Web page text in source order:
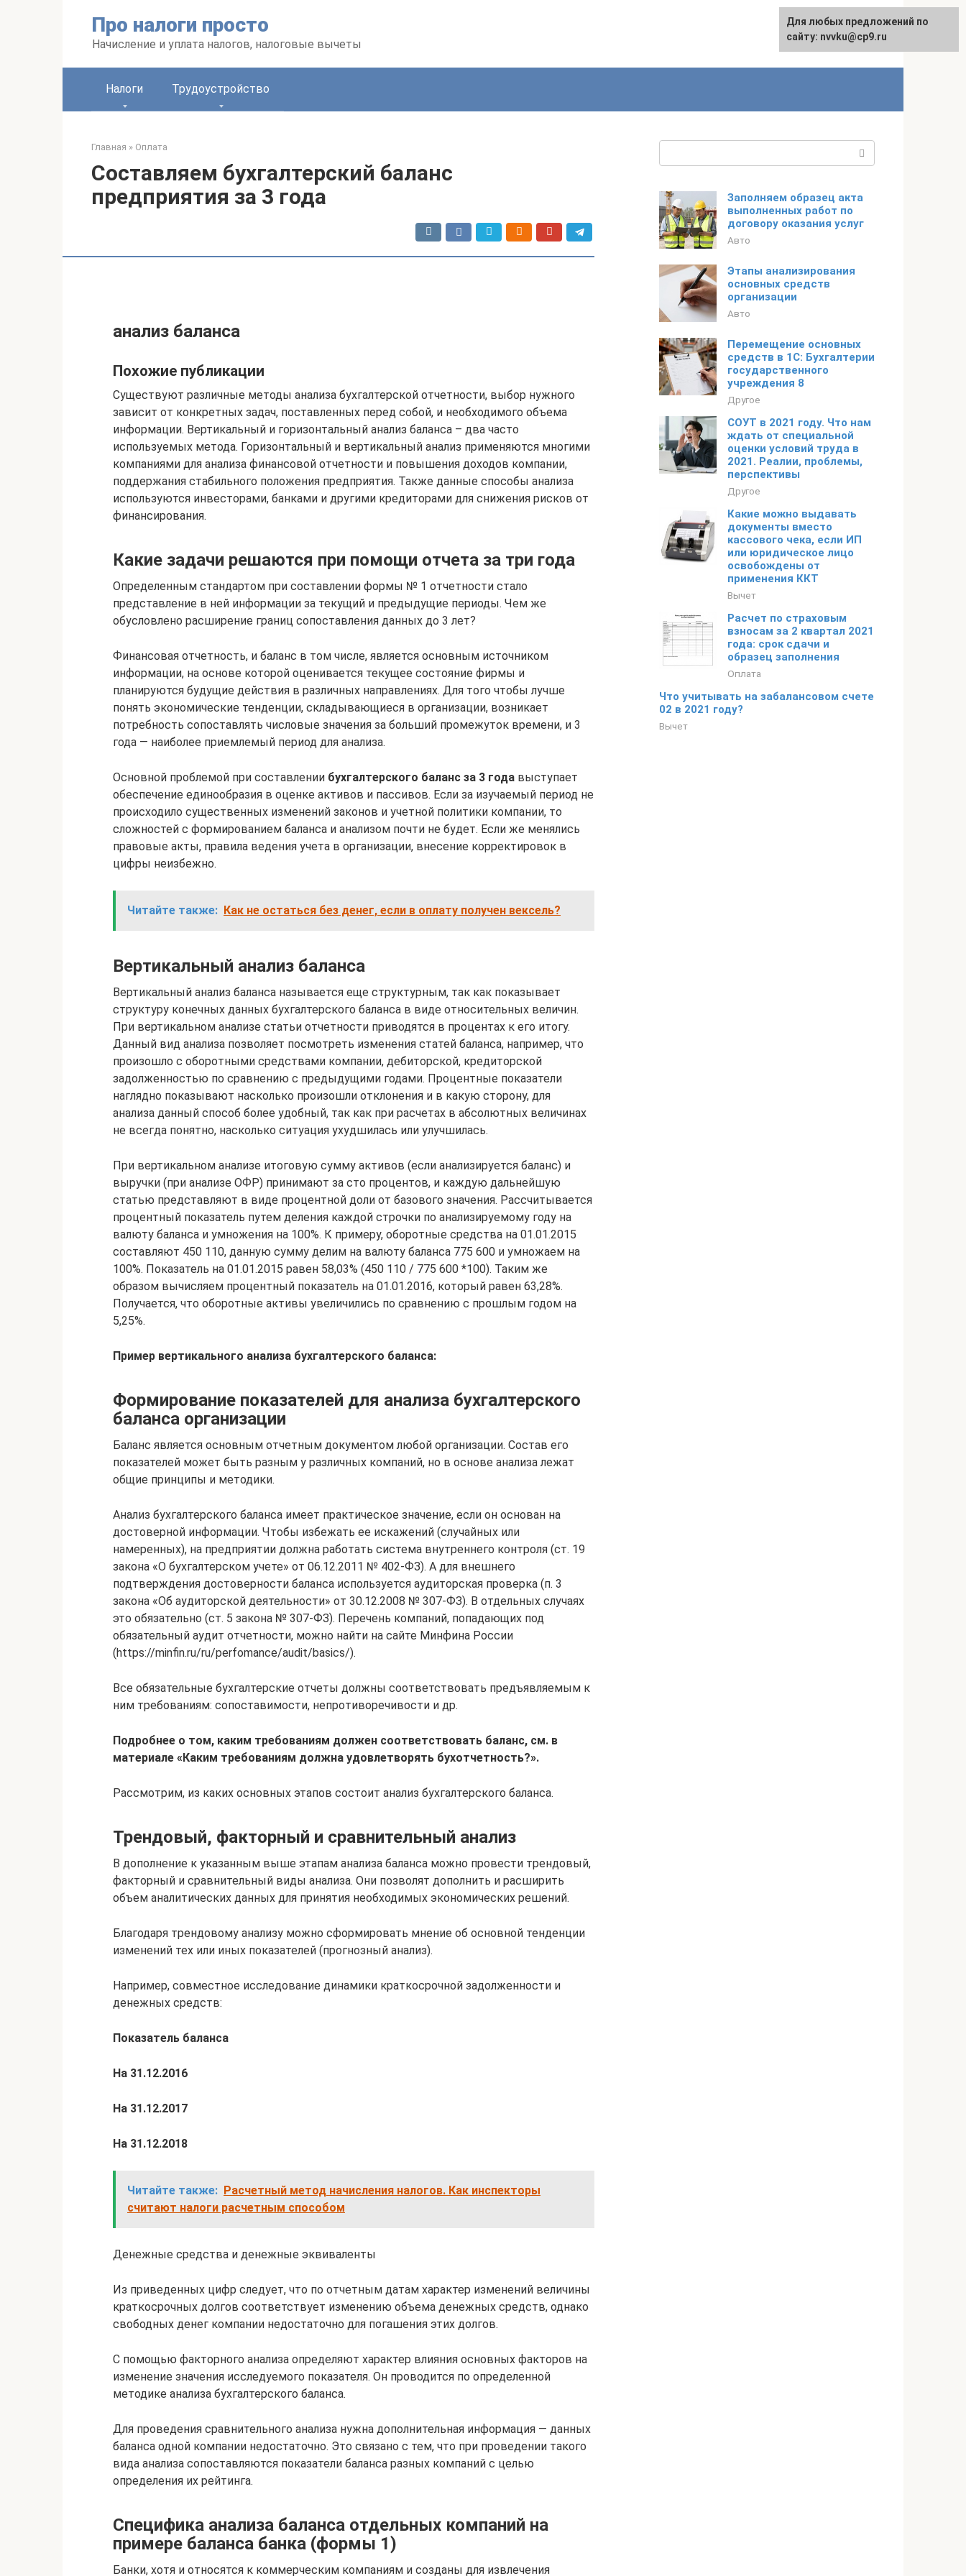
Про налоги просто
Начисление и уплата налогов, налоговые вычеты
English
Налоги Трудоустройство
Главная » Оплата
Составляем бухгалтерский баланс
предприятия за 3 года
анализ баланса
Похожие публикации
Существуют различные методы анализа бухгалтерской отчетности, выбор нужного
зависит от конкретных задач, поставленных перед собой, и необходимого объема
информации. Вертикальный и горизонтальный анализ баланса – два часто
используемых метода. Горизонтальный и вертикальный анализ применяются многими
компаниями для анализа финансовой отчетности и повышения доходов компании,
поддержания стабильного положения предприятия. Также данные способы анализа
используются инвесторами, банками и другими кредиторами для снижения рисков от
финансирования.
Какие задачи решаются при помощи отчета за три года
Определенным стандартом при составлении формы № 1 отчетности стало
представление в ней информации за текущий и предыдущие периоды. Чем же
обусловлено расширение границ сопоставления данных до 3 лет?
Финансовая отчетность, и баланс в том числе, является основным источником
информации, на основе которой оценивается текущее состояние фирмы и
планируются будущие действия в различных направлениях. Для того чтобы лучше
понять экономические тенденции, складывающиеся в организации, возникает
потребность сопоставлять числовые значения за больший промежуток времени, и 3
года — наиболее приемлемый период для анализа.
Основной проблемой при составлении бухгалтерского баланс за 3 года выступает
обеспечение единообразия в оценке активов и пассивов. Если за изучаемый период не
происходило существенных изменений законов и учетной политики компании, то
сложностей с формированием баланса и анализом почти не будет. Если же менялись
правовые акты, правила ведения учета в организации, внесение корректировок в
цифры неизбежно.
Читайте также: Как не остаться без денег, если в оплату получен вексель?
Вертикальный анализ баланса
Вертикальный анализ баланса называется еще структурным, так как показывает
структуру конечных данных бухгалтерского баланса в виде относительных величин.
При вертикальном анализе статьи отчетности приводятся в процентах к его итогу.
Данный вид анализа позволяет посмотреть изменения статей баланса, например, что
произошло с оборотными средствами компании, дебиторской, кредиторской
задолженностью по сравнению с предыдущими годами. Процентные показатели
наглядно показывают насколько произошли отклонения и в какую сторону, для
анализа данный способ более удобный, так как при расчетах в абсолютных величинах
не всегда понятно, насколько ситуация ухудшилась или улучшилась.
При вертикальном анализе итоговую сумму активов (если анализируется баланс) и
выручки (при анализе ОФР) принимают за сто процентов, и каждую дальнейшую
статью представляют в виде процентной доли от базового значения. Рассчитывается
процентный показатель путем деления каждой строчки по анализируемому году на
валюту баланса и умножения на 100%. К примеру, оборотные средства на 01.01.2015
составляют 450 110, данную сумму делим на валюту баланса 775 600 и умножаем на
100%. Показатель на 01.01.2015 равен 58,03% (450 110 / 775 600 *100). Таким же
образом вычисляем процентный показатель на 01.01.2016, который равен 63,28%.
Получается, что оборотные активы увеличились по сравнению с прошлым годом на
5,25%.
Пример вертикального анализа бухгалтерского баланса:
Формирование показателей для анализа бухгалтерского
баланса организации
Баланс является основным отчетным документом любой организации. Состав его
показателей может быть разным у различных компаний, но в основе анализа лежат
общие принципы и методики.
Анализ бухгалтерского баланса имеет практическое значение, если он основан на
достоверной информации. Чтобы избежать ее искажений (случайных или
намеренных), на предприятии должна работать система внутреннего контроля (ст. 19
закона «О бухгалтерском учете» от 06.12.2011 № 402-ФЗ). А для внешнего
подтверждения достоверности баланса используется аудиторская проверка (п. 3
закона «Об аудиторской деятельности» от 30.12.2008 № 307-ФЗ). В отдельных случаях
это обязательно (ст. 5 закона № 307-ФЗ). Перечень компаний, попадающих под
обязательный аудит отчетности, можно найти на сайте Минфина России
(https://minfin.ru/ru/perfomance/audit/basics/).
Все обязательные бухгалтерские отчеты должны соответствовать предъявляемым к
ним требованиям: сопоставимости, непротиворечивости и др.
Подробнее о том, каким требованиям должен соответствовать баланс, см. в
материале «Каким требованиям должна удовлетворять бухотчетность?».
Рассмотрим, из каких основных этапов состоит анализ бухгалтерского баланса.
Трендовый, факторный и сравнительный анализ
В дополнение к указанным выше этапам анализа баланса можно провести трендовый,
факторный и сравнительный виды анализа. Они позволят дополнить и расширить
объем аналитических данных для принятия необходимых экономических решений.
Благодаря трендовому анализу можно сформировать мнение об основной тенденции
изменений тех или иных показателей (прогнозный анализ).
Например, совместное исследование динамики краткосрочной задолженности и
денежных средств:
Показатель баланса
На 31.12.2016
На 31.12.2017
На 31.12.2018
Читайте также: Расчетный метод начисления налогов. Как инспекторы
считают налоги расчетным способом
Денежные средства и денежные эквиваленты
Из приведенных цифр следует, что по отчетным датам характер изменений величины
краткосрочных долгов соответствует изменению объема денежных средств, однако
свободных денег компании недостаточно для погашения этих долгов.
С помощью факторного анализа определяют характер влияния основных факторов на
изменение значения исследуемого показателя. Он проводится по определенной
методике анализа бухгалтерского баланса.
Для проведения сравнительного анализа нужна дополнительная информация — данных
баланса одной компании недостаточно. Это связано с тем, что при проведении такого
вида анализа сопоставляются показатели баланса разных компаний с целью
определения их рейтинга.
Специфика анализа баланса отдельных компаний на
примере баланса банка (формы 1)
Банки, хотя и относятся к коммерческим компаниям и созданы для извлечения
Заполняем образец акта
выполненных работ по
договору оказания услуг
Авто
Этапы анализирования
основных средств
организации
Авто
Перемещение основных
средств в 1С: Бухгалтерии
государственного
учреждения 8
Другое
СОУТ в 2021 году. Что нам
ждать от специальной
оценки условий труда в
2021. Реалии, проблемы,
перспективы
Другое
Какие можно выдавать
документы вместо
кассового чека, если ИП
или юридическое лицо
освобождены от
применения ККТ
Вычет
Расчет по страховым
взносам за 2 квартал 2021
года: срок сдачи и
образец заполнения
Оплата
Что учитывать на забалансовом счете
02 в 2021 году?
Вычет
Для любых предложений по
сайту: nvvku@cp9.ru